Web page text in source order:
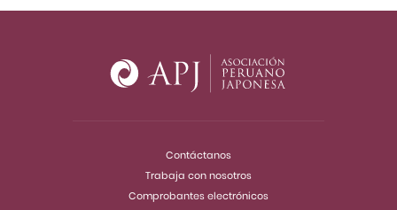
Contáctanos
Trabaja con nosotros
Comprobantes electrónicos